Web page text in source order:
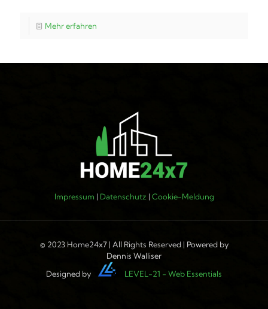
Mehr erfahren
Impressum | Datenschutz | Cookie-Meldung
© 2023 Home24x7 | All Rights Reserved | Powered by
Dennis Walliser
Designed by
LEVEL-21 - Web Essentials